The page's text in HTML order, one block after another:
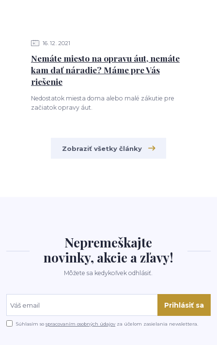
16 12 2021
Nemáte miesto na opravu áut, nemáte
kam dať náradie? Máme pre Vás
riešenie
Nedostatok miesta doma alebo malé zákutie pre
začiatok opravy áut.
Zobraziť všetky články
Nepremeškajte
novinky, akcie a zľavy!
Môžete sa kedykoľvek odhlásiť.
Prihlásiť sa
Súhlasím sospracovaním osobných údajov za účelom zasielania newslettera.